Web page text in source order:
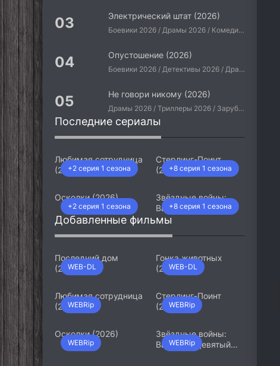
Электрический штат (2026)
Боевики 2026 / Драмы 2026 / Комедии 2026 / Приключения 2026 / Фантастические 2026 / Зарубежные фильмы 2026 / Американские фильмы / Фильмы 2026
Опустошение (2026)
Боевики 2026 / Детективы 2026 / Драмы 2026 / Криминальные фильмы 2026 / Триллеры 2026 / Зарубежные фильмы 2026 / Американские фильмы / Фильмы 2026
Не говори никому (2026)
Драмы 2026 / Триллеры 2026 / Зарубежные фильмы 2026 / Американские фильмы / Фильмы 2026
Последние сериалы
+2 серия 1 сезона
Любимая сотрудница
(2026)
+8 серия 1 сезона
Стерлинг-Поинт
(2026)
+2 серия 1 сезона
Осколки (2026)
+8 серия 1 сезона
Звёздные войны:
Видения. Девятый
джедай (2026)
Добавленные фильмы
WEB-DL
Последний дом
(2026)
WEB-DL
Гонка животных
(2026)
WEBRip
Любимая сотрудница
(2026)
WEBRip
Стерлинг-Поинт
(2026)
WEBRip
Осколки (2026)
WEBRip
Звёздные войны:
Видения. Девятый